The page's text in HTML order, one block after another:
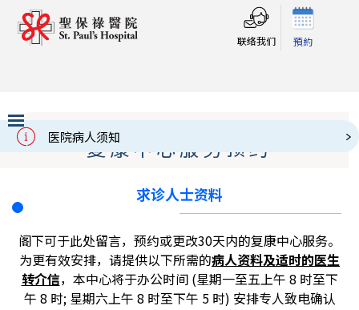
联络我们 預約
医院病人须知
Slide 2 of 3.复康中心服务预约
求诊人士资料
阁下可于此处留言，预约或更改30天内的复康中心服务。
为更有效安排，请提供以下所需的病人资料及适时的医生
转介信，本中心将于办公时间 (星期一至五上午 8 时至下
午 8 时; 星期六上午 8 时至下午 5 时) 安排专人致电确认